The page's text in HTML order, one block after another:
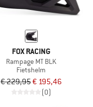
FOX RACING
Rampage MT BLK
Fietshelm
€ 229,95€ 195,46
(0)